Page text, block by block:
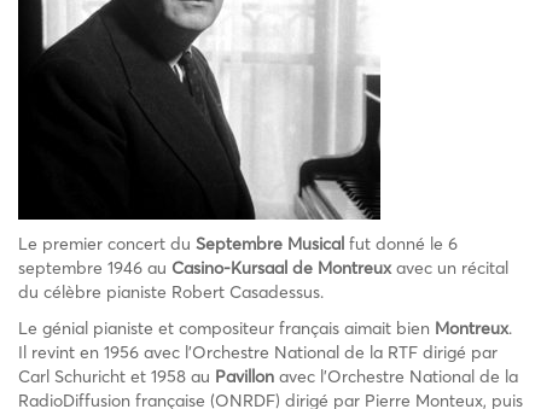
Le premier concert du Septembre Musical fut donné le 6
septembre 1946 au Casino-Kursaal de Montreuxavec un récital
du célèbre pianiste Robert Casadessus.
Le génial pianiste et compositeur français aimait bien Montreux.
Il revint en 1956 avec l’Orchestre National de la RTF dirigé par
Carl Schuricht et 1958 au Pavillon avec l’Orchestre National de la
RadioDiffusion française (ONRDF) dirigé par Pierre Monteux, puis